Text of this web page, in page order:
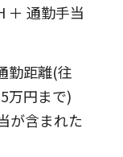
＋ 通勤手当
勤距離(往
円まで)
が含まれた